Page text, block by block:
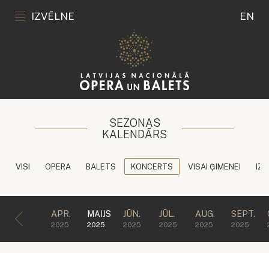
IZVĒLNE EN
SEZONAS
KALENDĀRS
VISI OPERA BALETS KONCERTS VISAI ĢIMENEI
APR.
2025
MAIJS
2025
JŪN.
2025
JŪL.
2025
AUG.
2025
SEPT.
2025